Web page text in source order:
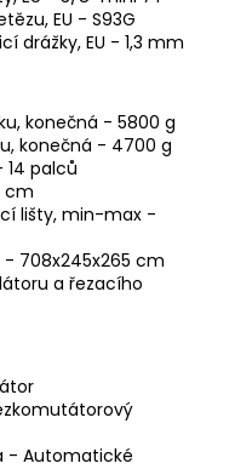
EU - S93G
drážky, EU - 1,3 mm
konečná - 5800 g
konečná - 4700 g
palců
cm
lišty, min-max -
- 708x245x265 cm
a řezacího
- Automatické